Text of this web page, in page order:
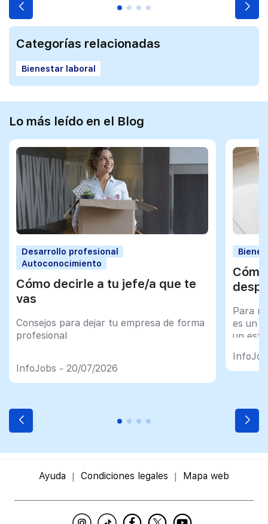
Categorías relacionadas
Bienestar laboral
Lo más leído en el Blog
Desarrollo profesional
Autoconocimiento
Cómo decirle a tu jefe/a que te
vas
Consejos para dejar tu empresa de forma
profesional
InfoJobs - 20/07/2026
Para
es un
un
Ayuda Condiciones legales Mapa web